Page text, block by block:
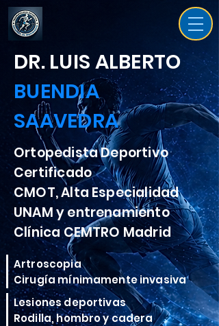
DR. LUIS ALBERTO
BUENDIA
SAAVEDRA
Ortopedista Deportivo
Certificado
CMOT, Alta Especialidad
UNAM y entrenamiento
Clínica CEMTRO Madrid
Artroscopia
Cirugía mínimamente invasiva
Lesiones deportivas
Rodilla, hombro y cadera